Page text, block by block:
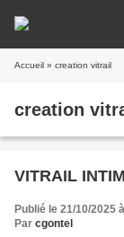
Accueil » creation vitrail
creation
VITRAIL
Publié le 21/10/2025
Par cgontel